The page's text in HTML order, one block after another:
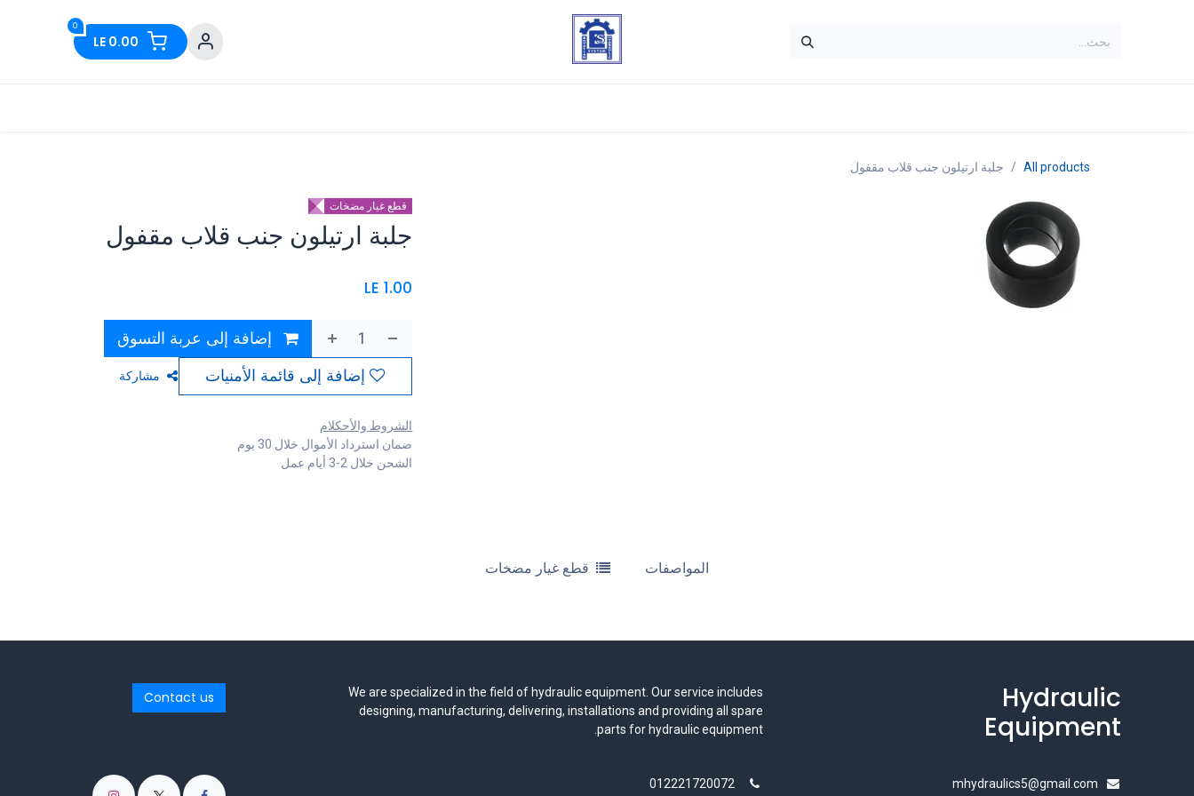
0
0.00
All products جلبة ارتيلون جنب قلاب مقفول
قطع غيار مضخات
جلبة ارتيلون جنب قلاب مقفول
1.00
LE
إضافة إلى عربة التسوق
إضافة إلى قائمة الأمنيات
مشاركة
الشروط والأحكلام
ضمان استرداد الأموال خلال 30 يوم
الشحن خلال 2-3 أيام عمل
المواصفات قطع غيار مضخات
Hydraulic
Equipment
We are specialized in the field of hydraulic equipment. Our service includes
designing, manufacturing, delivering, installations and providing all spare
parts for hydraulic equipment.
Contact us
mhydraulics5@gmail.com
012221720072